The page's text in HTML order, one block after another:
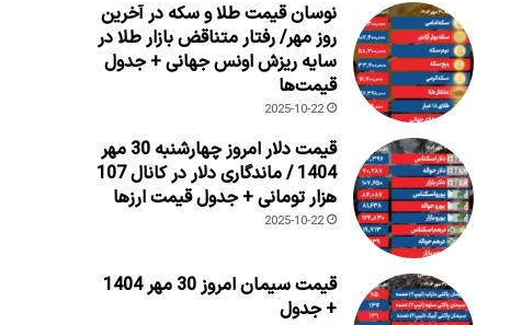
نوسان قیمت طلا و سکه در آخرین
روز مهر/ رفتار متناقض بازار طلا در
سایه ریزش اونس جهانی + جدول
قیمت‌ها
2025-10-22
قیمت دلار امروز چهارشنبه 30 مهر
1404 / ماندگاری دلار در کانال 107
هزار تومانی + جدول قیمت ارزها
2025-10-22
قیمت سیمان امروز 30 مهر 1404
+ جدول